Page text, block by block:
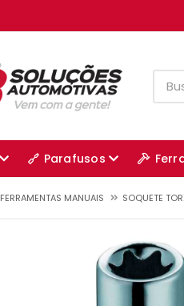
Parafusos
FERRAMENTAS MANUAIS SOQUETE